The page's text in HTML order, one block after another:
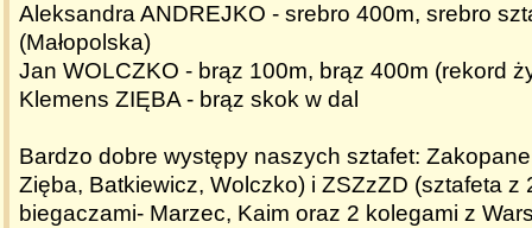
Aleksandra ANDREJKO - srebro 400m, srebro
(Małopolska)
Jan WOLCZKO - brąz 100m, brąz 400m (rekord
Klemens ZIĘBA - brąz skok w dal
Bardzo dobre występy naszych sztafet:
Zięba, Batkiewicz, Wolczko) i ZSZzZD (sztafeta z
biegaczami- Marzec, Kaim oraz 2 kolegami z